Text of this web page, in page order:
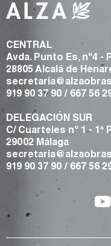
CENTRAL
Avda. Punto Es, nº4 -
28805 Alcalá de
919 90 37 90 / 667 56
DELEGACIÓN SUR
C/ Cuarteles nº 1 - 1ª
29002 Málaga
919 90 37 90 / 667 56